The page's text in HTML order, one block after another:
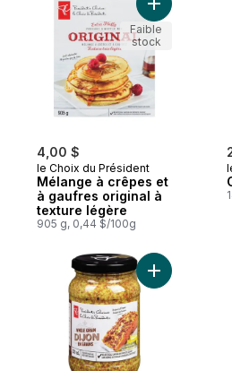
4,00 $
le Choix du Président
Mélange à crêpes et
à gaufres original à
texture légère
905 g, 0,44 $/100g
Ajouter
Faible
stock
Ajouter